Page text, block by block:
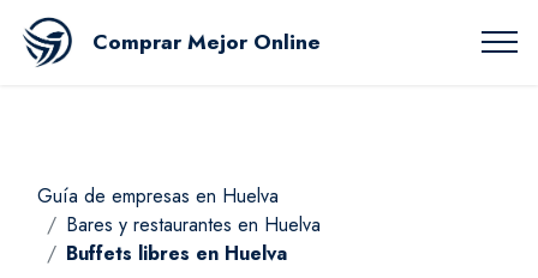
Comprar Mejor Online
Guía de empresas en Huelva
Bares y restaurantes en Huelva
Buffets libres en Huelva